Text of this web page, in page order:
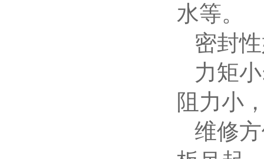
水等。
密封
力矩小
阻力小
维修